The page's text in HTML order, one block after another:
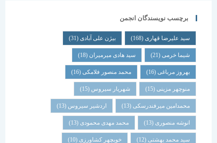
برچسب نویسندگان انجمن
سید علیرضا قهاری(168) بیژن علی آبادی(31)
شیما خرمی(21) سید هادی میرمیران(18)
بهروز مرباغی (16) محمد منصور فلامکی (16)
منوچهر مزینی(15) شهریار سیروس(15)
محمدامین میرفندرسکی(13) اردشیر سیروس(13)
انوشه منصوری(13) محمد مهدی محمودی(13)
سید محمد بهشتی(12) خوبچهر کشاورزی(10)